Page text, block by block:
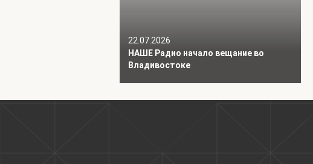
22.07.2026
НАШЕ Радио начало вещание во
Владивостоке